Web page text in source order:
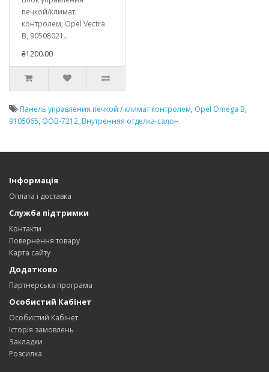
печкой/климат
контролем, Opel Vectra
B, 90508021..
₴1200.00
Панель управления печкой / климат контролем, Opel Omega В,
9105065, OOB-7212, Внутренняя отделка-салон
Інформація
Оплата і доставка
Служба підтримки
Контакти
Повернення товару
Карта сайту
Додатково
Партнерська програма
Особистий Кабінет
Особистий Кабінет
Історія замовлень
Закладки
Розсилка